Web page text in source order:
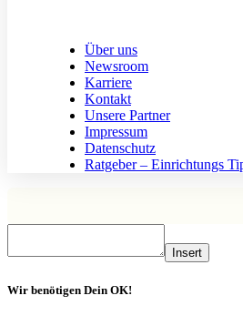
Über uns
Newsroom
Karriere
Kontakt
Unsere Partner
Impressum
Datenschutz
Ratgeber – Einrichtungs
Insert
Wir benötigen Dein OK!